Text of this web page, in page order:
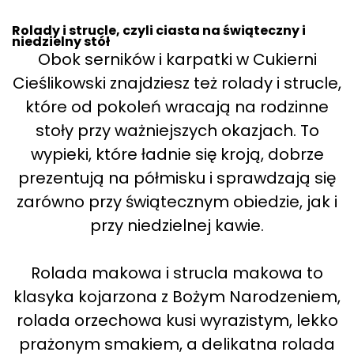
Rolady i strucle, czyli ciasta na świąteczny i
niedzielny stół
Obok serników i karpatki w Cukierni
Cieślikowski znajdziesz też rolady i strucle,
które od pokoleń wracają na rodzinne
stoły przy ważniejszych okazjach. To
wypieki, które ładnie się kroją, dobrze
prezentują na półmisku i sprawdzają się
zarówno przy świątecznym obiedzie, jak i
przy niedzielnej kawie.
Rolada makowa i strucla makowa to
klasyka kojarzona z Bożym Narodzeniem,
rolada orzechowa kusi wyrazistym, lekko
prażonym smakiem, a delikatna rolada